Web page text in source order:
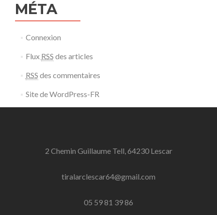
MÉTA
Connexion
Flux RSS des articles
RSS des commentaires
Site de WordPress-FR
2 Chemin Guillaume Tell, 64230 Lescar
tiralarclescar64@gmail.com
05 59 81 39 86